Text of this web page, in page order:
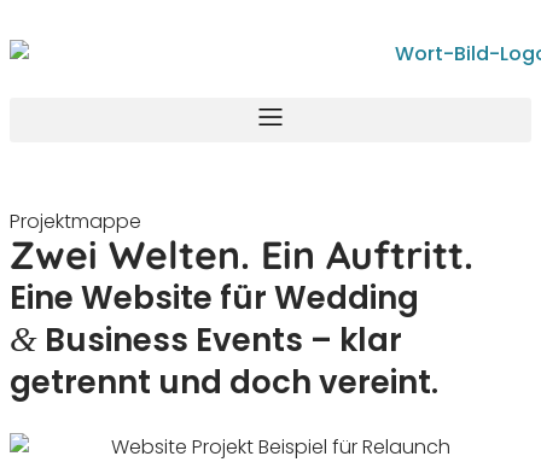
springen
Projekt­mappe
Zwei Welten. Ein Auftritt.
Eine Website für Wedding
& Business Events – klar
getrennt und doch vereint.